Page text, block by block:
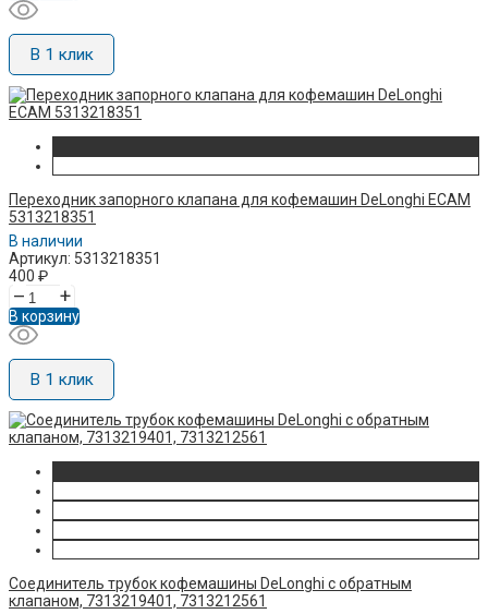
В 1 клик
Переходник запорного клапана для кофемашин DeLonghi ECAM
5313218351
В наличии
Артикул: 5313218351
400 ₽
– +
В корзину
В 1 клик
Соединитель трубок кофемашины DeLonghi с обратным
клапаном, 7313219401, 7313212561